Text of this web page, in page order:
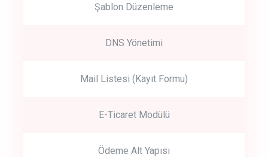
Şablon Düzenleme
DNS Yönetimi
Mail Listesi (Kayıt Formu)
E-Ticaret Modülü
Ödeme Alt Yapısı